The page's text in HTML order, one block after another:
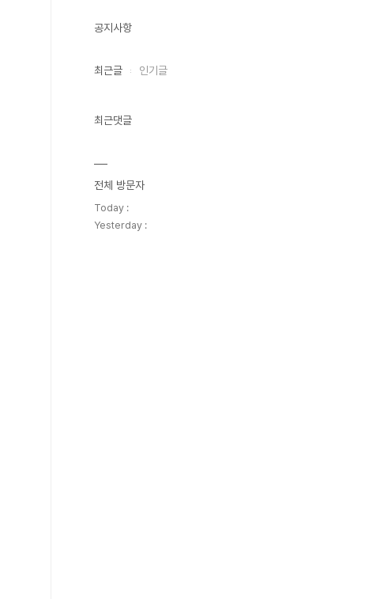
공지사항
최근글 인기글
최근댓글
전체 방문자
Today :
Yesterday :